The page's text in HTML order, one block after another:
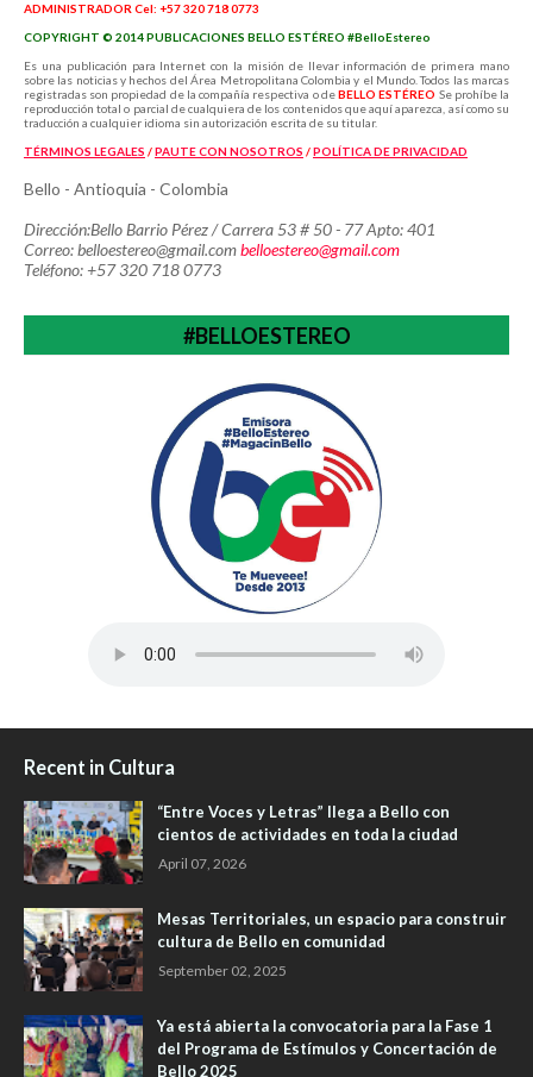
ADMINISTRADOR Cel: +57 320 718 0773
COPYRIGHT © 2014 PUBLICACIONES BELLO ESTÉREO #BelloEstereo
Es una publicación para Internet con la misión de llevar información de primera mano
sobre las noticias y hechos del Área Metropolitana Colombia y el Mundo. Todos las marcas
registradas son propiedad de la compañía respectiva o deBELLO ESTÉREO Se prohíbe la
reproducción total o parcial de cualquiera de los contenidos que aquí aparezca, así como su
traducción a cualquier idioma sin autorización escrita de su titular.
TÉRMINOS LEGALES /PAUTE CON NOSOTROS /POLÍTICADE PRIVACIDAD
Bello - Antioquia - Colombia
Dirección:Bello Barrio Pérez / Carrera 53 # 50 - 77 Apto: 401
Correo: belloestereo@gmail.combelloestereo@gmail.com
Teléfono: +57 320 718 0773
#BELLOESTEREO
Recent in Cultura
“Entre Voces y Letras” llega a Bello con
cientos de actividades en toda la ciudad
April 07, 2026
Mesas Territoriales, un espacio para construir
cultura de Bello en comunidad
September 02, 2025
Ya está abierta la convocatoria para la Fase 1
del Programa de Estímulos y Concertación de
Bello 2025